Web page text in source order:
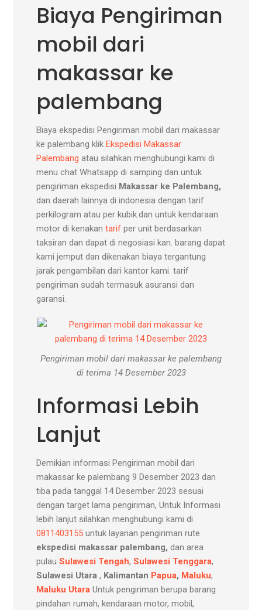
Biaya Pengiriman
mobil dari
makassar ke
palembang
Biaya ekspedisi Pengiriman mobil dari makassar
ke palembang klikEkspedisi Makassar
Palembang atau silahkan menghubungi kami di
menu chat Whatsapp di samping dan untuk
pengiriman ekspedisi Makassar ke Palembang,
dan daerah lainnya di indonesia dengan tarif
perkilogram atau per kubik.dan untuk kendaraan
motor di kenakantarif per unit berdasarkan
taksiran dan dapat di negosiasi kan. barang dapat
kami jemput dan dikenakan biaya tergantung
jarak pengambilan dari kantor kami. tarif
pengiriman sudah termasuk asuransi dan
garansi.
Pengiriman mobil dari makassar ke palembang
di terima 14 Desember 2023
Informasi Lebih
Lanjut
Demikian informasi Pengiriman mobil dari
makassar ke palembang 9 Desember 2023 dan
tiba pada tanggal 14 Desember 2023 sesuai
dengan target lama pengiriman, Untuk Informasi
lebih lanjut silahkan menghubungi kami di
0811403155 untuk layanan pengiriman rute
ekspedisi makassar palembang,dan area
pulauSulawesi Tengah,Sulawesi Tenggara,
Sulawesi Utara , Kalimantan Papua, Maluku,
Maluku Utara Untuk pengiriman berupa barang
pindahan rumah, kendaraan motor, mobil,